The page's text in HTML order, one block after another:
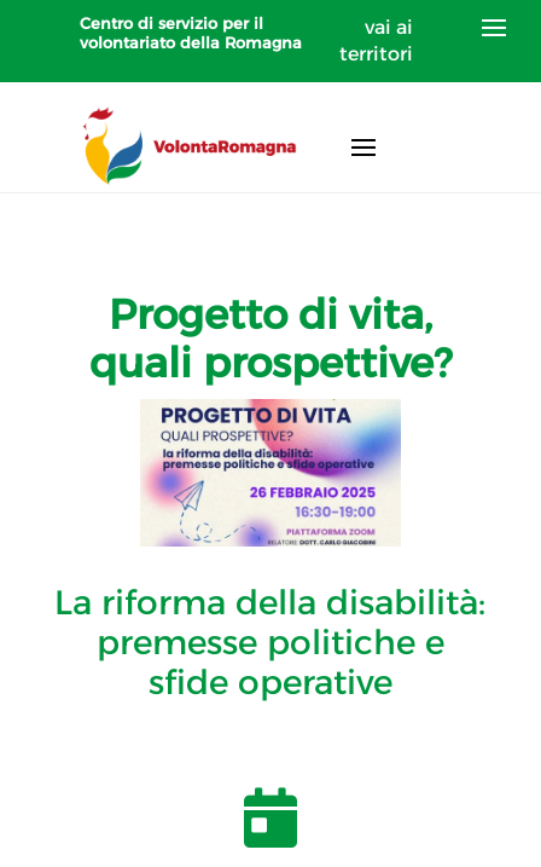
Centro di servizio per il
volontariato della Romagna
vai ai
territori
Progetto di vita,
quali prospettive?
La riforma della disabilità:
premesse politiche e
sfide operative
